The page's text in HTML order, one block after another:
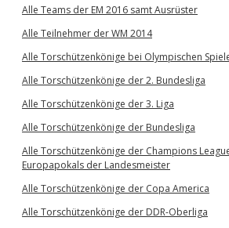
Alle Teams der EM 2016 samt Ausrüster
Alle Teilnehmer der WM 2014
Alle Torschützenkönige bei Olympischen
Alle Torschützenkönige der 2. Bundesliga
Alle Torschützenkönige der 3. Liga
Alle Torschützenkönige der Bundesliga
Alle Torschützenkönige der Champions
Europapokals der Landesmeister
Alle Torschützenkönige der Copa America
Alle Torschützenkönige der DDR-Oberliga